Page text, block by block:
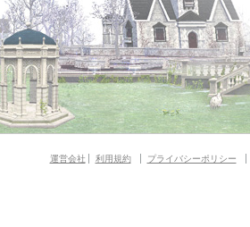
運営会社 利用規約 プライバシーポリシー